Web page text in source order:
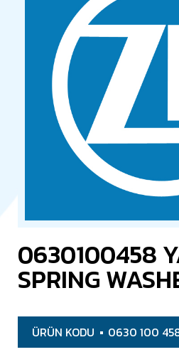
0630100458
SPRING
ÜRÜN KODU 0630 100